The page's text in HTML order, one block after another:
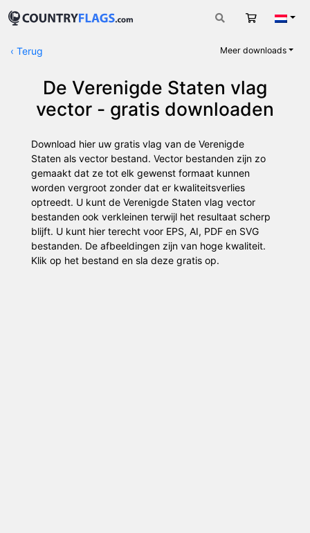
‹ Terug Meer downloads
De Verenigde Staten vlag
vector - gratis downloaden
Download hier uw gratis vlag van de Verenigde
Staten als vector bestand. Vector bestanden zijn zo
gemaakt dat ze tot elk gewenst formaat kunnen
worden vergroot zonder dat er kwaliteitsverlies
optreedt. U kunt de Verenigde Staten vlag vector
bestanden ook verkleinen terwijl het resultaat scherp
blijft. U kunt hier terecht voor EPS, AI, PDF en SVG
bestanden. De afbeeldingen zijn van hoge kwaliteit.
Klik op het bestand en sla deze gratis op.